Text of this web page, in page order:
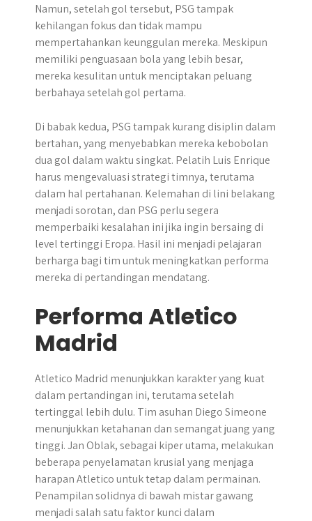
Namun, setelah gol tersebut, PSG tampak
kehilangan fokus dan tidak mampu
mempertahankan keunggulan mereka. Meskipun
memiliki penguasaan bola yang lebih besar,
mereka kesulitan untuk menciptakan peluang
berbahaya setelah gol pertama.
Di babak kedua, PSG tampak kurang disiplin dalam
bertahan, yang menyebabkan mereka kebobolan
dua gol dalam waktu singkat. Pelatih Luis Enrique
harus mengevaluasi strategi timnya, terutama
dalam hal pertahanan. Kelemahan di lini belakang
menjadi sorotan, dan PSG perlu segera
memperbaiki kesalahan ini jika ingin bersaing di
level tertinggi Eropa. Hasil ini menjadi pelajaran
berharga bagi tim untuk meningkatkan performa
mereka di pertandingan mendatang.
Performa Atletico
Madrid
Atletico Madrid menunjukkan karakter yang kuat
dalam pertandingan ini, terutama setelah
tertinggal lebih dulu. Tim asuhan Diego Simeone
menunjukkan ketahanan dan semangat juang yang
tinggi. Jan Oblak, sebagai kiper utama, melakukan
beberapa penyelamatan krusial yang menjaga
harapan Atletico untuk tetap dalam permainan.
Penampilan solidnya di bawah mistar gawang
menjadi salah satu faktor kunci dalam